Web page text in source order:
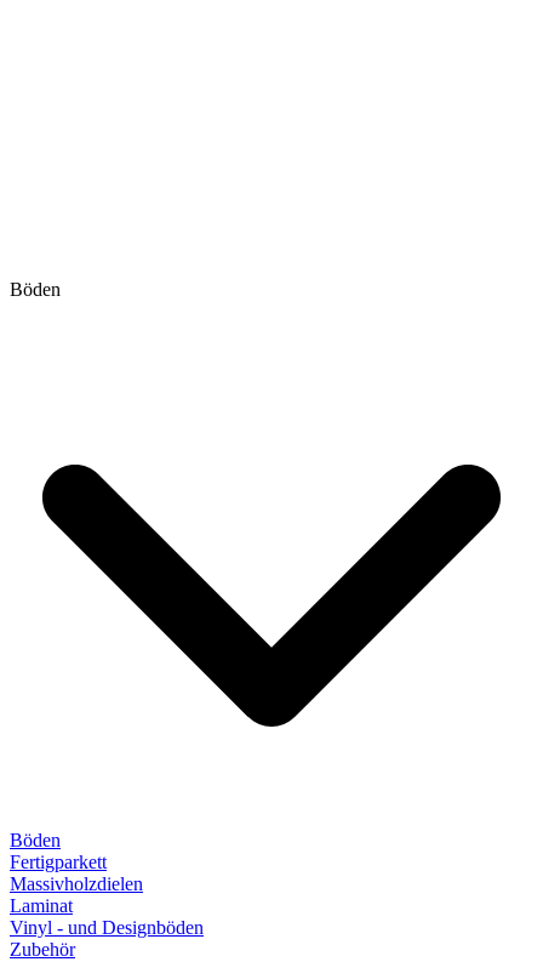
Böden
Böden
Fertigparkett
Massivholzdielen
Laminat
Vinyl - und Designböden
Zubehör